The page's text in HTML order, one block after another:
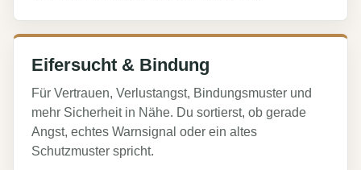
Eifersucht & Bindung
Für Vertrauen, Verlustangst, Bindungsmuster und
mehr Sicherheit in Nähe. Du sortierst, ob gerade
Angst, echtes Warnsignal oder ein altes
Schutzmuster spricht.